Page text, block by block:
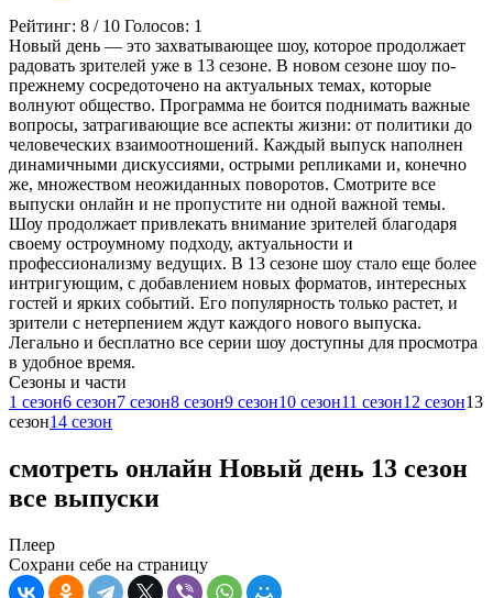
Рейтинг: 8 / 10 Голосов: 1
Новый день — это захватывающее шоу, которое продолжает
радовать зрителей уже в 13 сезоне. В новом сезоне шоу по-
прежнему сосредоточено на актуальных темах, которые
волнуют общество. Программа не боится поднимать важные
вопросы, затрагивающие все аспекты жизни: от политики до
человеческих взаимоотношений. Каждый выпуск наполнен
динамичными дискуссиями, острыми репликами и, конечно
же, множеством неожиданных поворотов. Смотрите все
выпуски онлайн и не пропустите ни одной важной темы.
Шоу продолжает привлекать внимание зрителей благодаря
своему остроумному подходу, актуальности и
профессионализму ведущих. В 13 сезоне шоу стало еще более
интригующим, с добавлением новых форматов, интересных
гостей и ярких событий. Его популярность только растет, и
зрители с нетерпением ждут каждого нового выпуска.
Легально и бесплатно все серии шоу доступны для просмотра
в удобное время.
Cезоны и части
1 сезон6 сезон7 сезон8 сезон9 сезон10 сезон11 сезон12 сезон13
сезон14 сезон
смотреть онлайн Новый день 13 сезон
все выпуски
Плеер
Сохрани себе на страницу